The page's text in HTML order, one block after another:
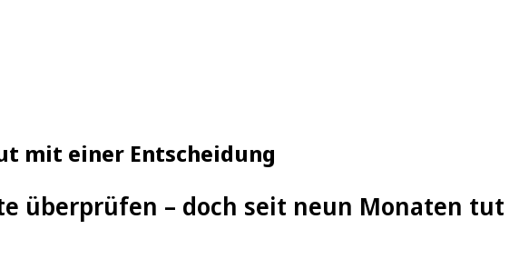
mit einer Entscheidung
überprüfen – doch seit neun Monaten tut